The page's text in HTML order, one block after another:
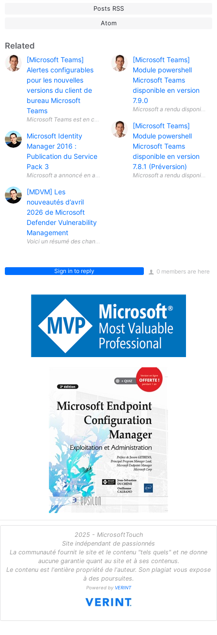
Posts RSS
Atom
Related
[Microsoft Teams]
Alertes configurables
pour les nouvelles
versions du client de
bureau Microsoft
Teams
Microsoft Identity
Manager 2016 :
Publication du Service
Pack 3
Microsoft a annoncé en avril 2026 la disponibilité générale ( General
[MDVM] Les
nouveautés d’avril
2026 de Microsoft
Defender Vulnerability
Management
[Microsoft Teams]
Module powershell
Microsoft Teams
disponible en version
7.9.0
[Microsoft Teams]
Module powershell
Microsoft Teams
disponible en version
7.8.1 (Préversion)
0 members are here
Sign in to reply
2025 - MicrosoftTouch
Site indépendant de passionnés
La communauté fournit le site et le contenu "tels quels" et ne donne
aucune garantie quant au site et à ses contenus.
Le contenu est l'entière propriété de l'auteur. Son plagiat vous expose
à des poursuites.
Powered by VERINT